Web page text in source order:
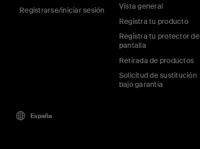
Registrarse/iniciar sesión
Vista general
Registra tu producto
Registra tu protector de
pantalla
Retirada de productos
Solicitud de sustitución
bajo garantía
España